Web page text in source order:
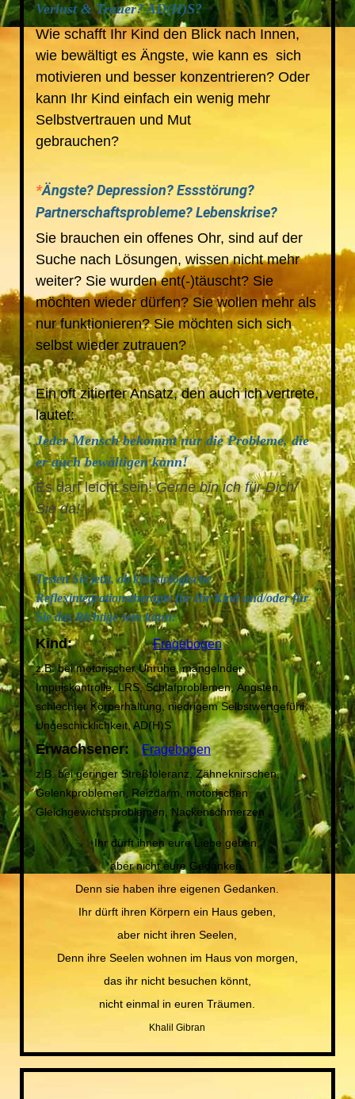
Verlust & Trauer? AD(H)S?
Wie schafft Ihr Kind den Blick nach Innen,
wie bewältigt es Ängste, wie kann es sich
motivieren und besser konzentrieren? Oder
kann Ihr Kind einfach ein wenig mehr
Selbstvertrauen und Mut
gebrauchen?
*Ängste? Depression? Essstörung?
Partnerschaftsprobleme?Lebenskrise?
Sie brauchen ein offenes Ohr, sind auf der
Suche nach Lösungen, wissen nicht mehr
weiter? Sie wurden ent(-)täuscht? Sie
möchten wieder dürfen?Sie wollen mehr als
nurfunktionieren? Sie möchten sich sich
selbst wieder zutrauen?
Ein oft zitierter Ansatz, den auch ich vertrete,
lautet:
Jeder Mensch bekommt nur die Probleme, die
er auch bewältigen kann!
Es darf leicht sein!Gerne bin ich für Dich/
Sie da!
Testen Sie jetzt, ob kinesiologische
Reflexintegrationstherapie für Ihr Kind und/oder für
Sie das Richtige sein kann:
Kind: Fragebogen
z.B. bei motorischer Unruhe, mangelnder
Impulskontrolle, LRS, Schlafproblemen, Ängsten,
schlechter Körperhaltung, niedrigem Selbstwertgefühl,
Ungeschicklichkeit, AD(H)S
Erwachsener: Fragebogen
z.B. bei geringer Streßtoleranz, Zähneknirschen,
Gelenkproblemen, Reizdarm, motorischen
Gleichgewichtsproblemen, Nackenschmerzen
Ihr dürft ihnen eure Liebe geben,
aber nicht eure Gedanken.
Denn sie haben ihre eigenen Gedanken.
Ihr dürft ihren Körpern ein Haus geben,
aber nicht ihren Seelen,
Denn ihre Seelen wohnen im Haus von morgen,
das ihr nicht besuchen könnt,
nicht einmal in euren Träumen.
Khalil Gibran